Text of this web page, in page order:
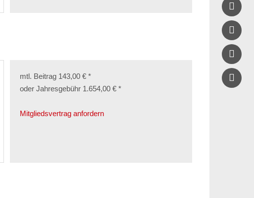
mtl. Beitrag 143,00 € *
oder Jahresgebühr 1.654,00 € *
Mitgliedsvertrag anfordern


